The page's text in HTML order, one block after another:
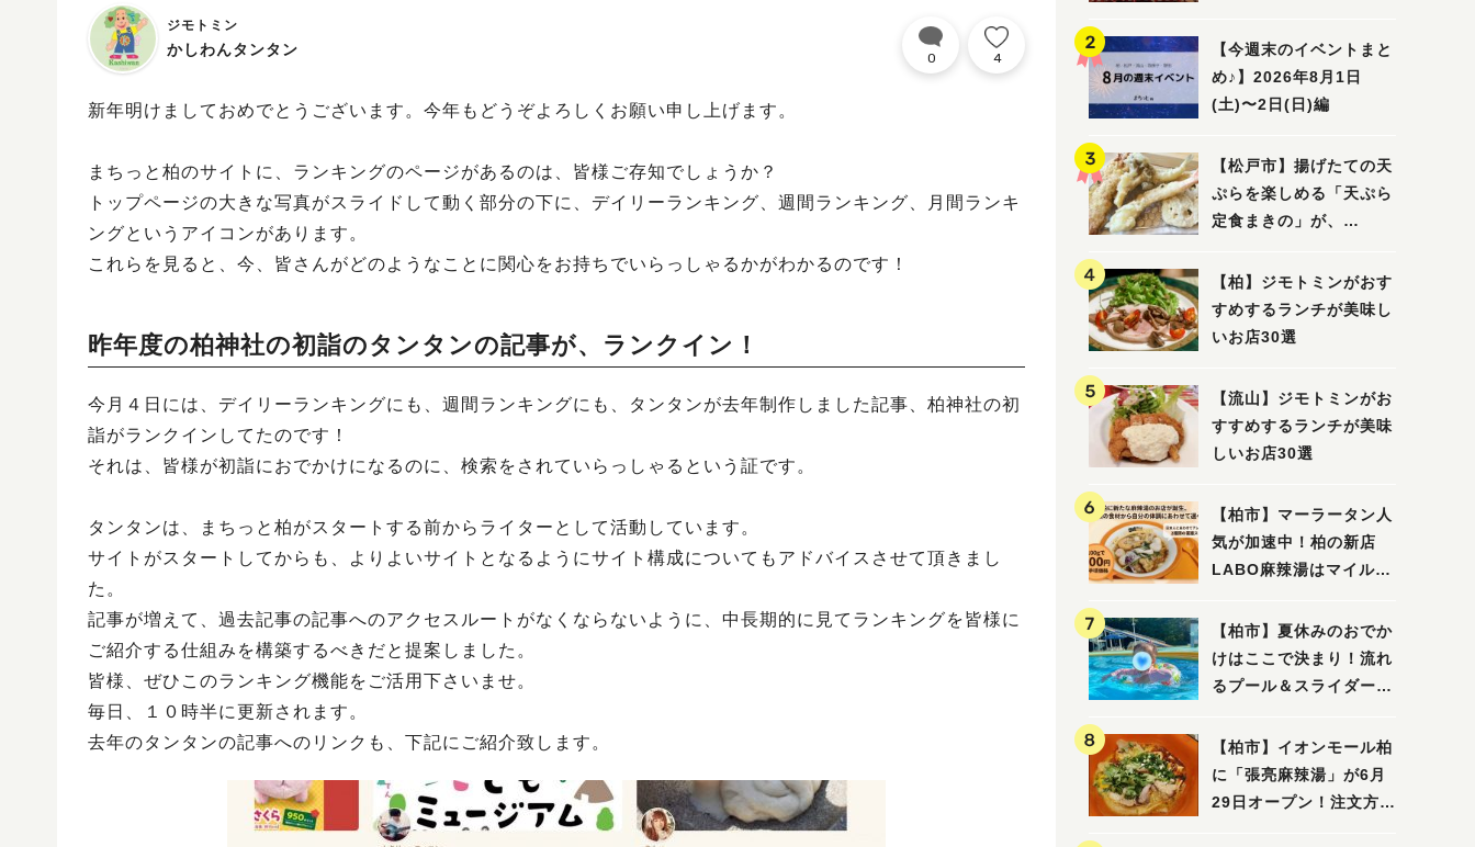
ジモトミン
かしわんタンタン 0 4
新年明けましておめでとうございます。今年もどうぞよろしくお願い申し上げます。
まちっと柏のサイトに、ランキングのページがあるのは、皆様ご存知でしょうか？
トップページの大きな写真がスライドして動く部分の下に、デイリーランキング、週間ランキング、月間ランキ
ングというアイコンがあります。
これらを見ると、今、皆さんがどのようなことに関心をお持ちでいらっしゃるかがわかるのです！
昨年度の柏神社の初詣のタンタンの記事が、ランクイン！
今月４日には、デイリーランキングにも、週間ランキングにも、タンタンが去年制作しました記事、柏神社の初
詣がランクインしてたのです！
それは、皆様が初詣におでかけになるのに、検索をされていらっしゃるという証です。
タンタンは、まちっと柏がスタートする前からライターとして活動しています。
サイトがスタートしてからも、よりよいサイトとなるようにサイト構成についてもアドバイスさせて頂きまし
た。
記事が増えて、過去記事の記事へのアクセスルートがなくならないように、中長期的に見てランキングを皆様に
ご紹介する仕組みを構築するべきだと提案しました。
皆様、ぜひこのランキング機能をご活用下さいませ。
毎日、１０時半に更新されます。
去年のタンタンの記事へのリンクも、下記にご紹介致します。
【今週末のイベントまと
め♪】2026年8月1日
(土)〜2日(日)編
【松戸市】揚げたての天
ぷらを楽しめる「天ぷら
定食まきの」が、
【柏】ジモトミンがおす
すめするランチが美味し
いお店30選
【流山】ジモトミンがお
すすめするランチが美味
しいお店30選
【柏市】マーラータン人
気が加速中！柏の新店
LABO麻辣湯はマイルド
【柏市】夏休みのおでか
けはここで決まり！流れ
るプール＆スライダーに
ル」を親子で満喫してき
ました！
【柏市】イオンモール柏
に「張亮麻辣湯」が6月
29日オープン！注文方法